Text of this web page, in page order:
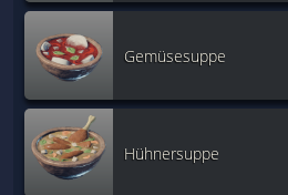
Gemüsesuppe
Hühnersuppe